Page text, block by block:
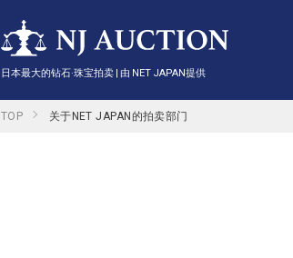
日本最大的钻石·珠宝拍卖 | 由 NET JAPAN提供
TOP 关于NET JAPAN的拍卖部门